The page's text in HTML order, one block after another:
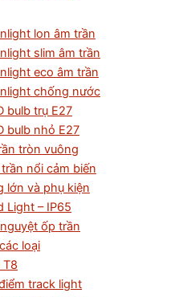
lon âm trần
slim âm trần
eco âm trần
chống nước
bulb trụ E27
bulb nhỏ E27
tròn vuông
nổi cảm biến
lớn và phụ kiện
Light – IP65
ốp trần
loại
T8
track light